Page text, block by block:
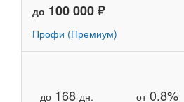
до 100 000 ₽
Профи (Премиум)
до 168 дн. от0.8%